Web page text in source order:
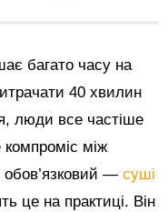
багато часу на
40 хвилин
люди все частіше
між
— суші
це на практиці. Він